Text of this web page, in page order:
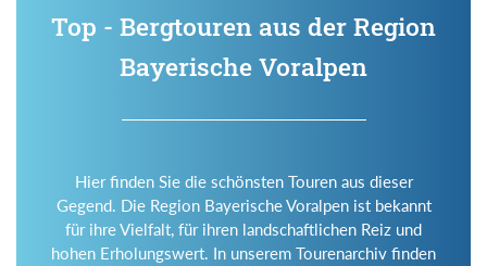
Top - Bergtouren aus der Region
Bayerische Voralpen
Hier finden Sie die schönsten Touren aus dieser
Gegend. Die Region Bayerische Voralpen ist bekannt
für ihre Vielfalt, für ihren landschaftlichen Reiz und
hohen Erholungswert. In unserem Tourenarchiv finden